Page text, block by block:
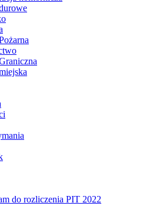
do rozliczenia PIT 2022